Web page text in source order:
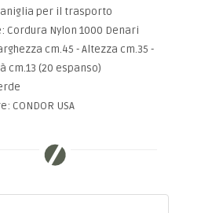
per il trasporto
Cordura Nylon 1000 Denari
cm.45 - Altezza cm.35 -
cm.13 (20 espanso)
CONDOR USA